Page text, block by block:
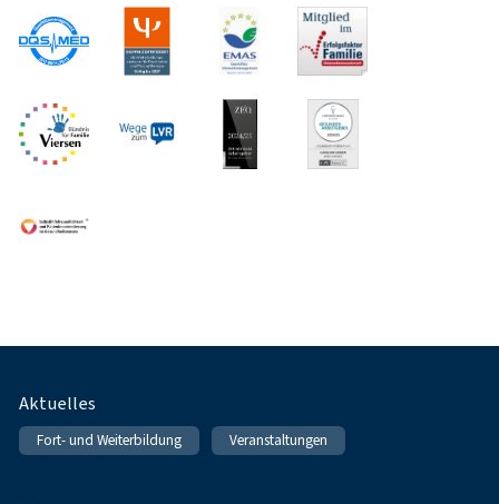
Fußnavigation
Aktuelles
Fort- und Weiterbildung Veranstaltungen